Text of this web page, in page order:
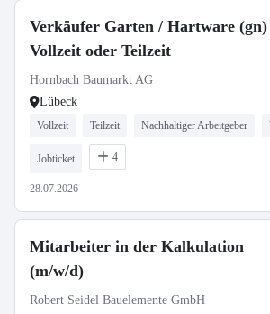
Verkäufer Garten / Hartware
Vollzeit oder Teilzeit
Hornbach Baumarkt AG
Lübeck
Vollzeit Teilzeit Nachhaltiger Arbeitgeber
Jobticket 4
28.07.2026
Mitarbeiter in der Kalkulation
(m/w/d)
Robert Seidel Bauelemente GmbH